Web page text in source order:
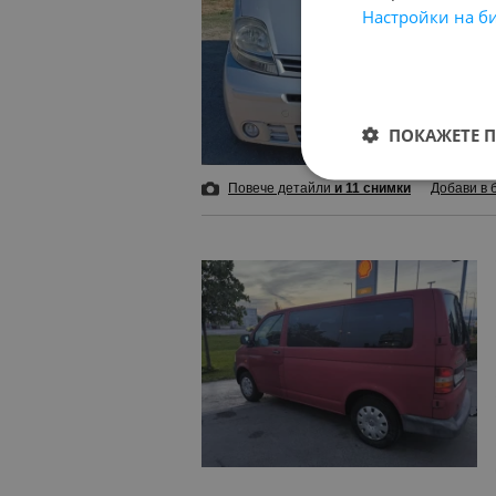
Повече детайли и 11 снимки Добави в
Настройки на
ПОКАЖЕТЕ